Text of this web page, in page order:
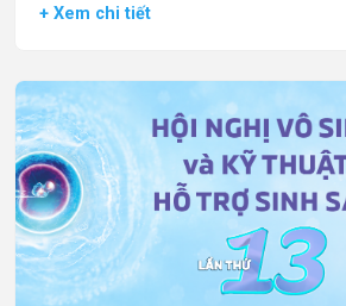
+ Xem chi tiết